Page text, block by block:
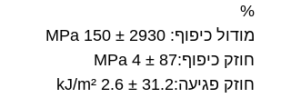
%
מודול כיפוף: 2930 ± 150 MPa
חוזק כיפוף:87 ± 4 MPa
חוזק פגיעה:31.2 ± 2.6 kJ/m²